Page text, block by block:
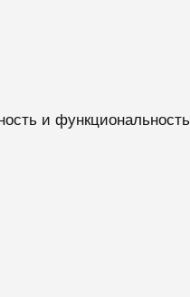
и функциональность